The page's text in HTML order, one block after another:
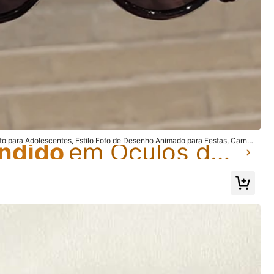
para Adolescentes, Estilo Fofo de Desenho Animado para Festas, Carna
em Óculos de moda infantil
em Óculos de moda infantil
em Óculos de moda infantil